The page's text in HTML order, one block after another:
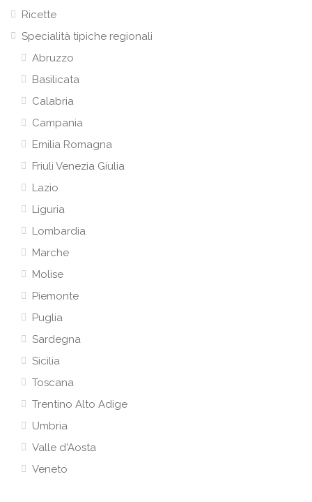
Ricette
Specialità tipiche regionali
Abruzzo
Basilicata
Calabria
Campania
Emilia Romagna
Friuli Venezia Giulia
Lazio
Liguria
Lombardia
Marche
Molise
Piemonte
Puglia
Sardegna
Sicilia
Toscana
Trentino Alto Adige
Umbria
Valle d'Aosta
Veneto